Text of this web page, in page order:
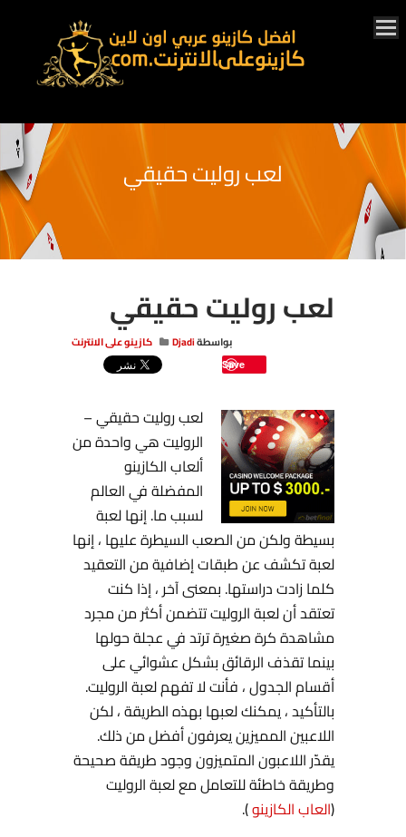
لعب روليت حقيقي
لعب روليت حقيقي
بواسطةDjadi كازينو على الانترنت
Save
لعب روليت حقيقي –
الروليت هي واحدة من
ألعاب الكازينو
المفضلة في العالم
لسبب ما. إنها لعبة
بسيطة ولكن من الصعب السيطرة عليها ، إنها
لعبة تكشف عن طبقات إضافية من التعقيد
كلما زادت دراستها. بمعنى آخر ، إذا كنت
تعتقد أن لعبة الروليت تتضمن أكثر من مجرد
مشاهدة كرة صغيرة ترتد في عجلة حولها
بينما تقذف الرقائق بشكل عشوائي على
أقسام الجدول ، فأنت لا تفهم لعبة الروليت.
بالتأكيد ، يمكنك لعبها بهذه الطريقة ، لكن
اللاعبين المميزين يعرفون أفضل من ذلك.
يقدّر اللاعبون المتميزون وجود طريقة صحيحة
وطريقة خاطئة للتعامل مع لعبة الروليت
(العاب الكازينو).